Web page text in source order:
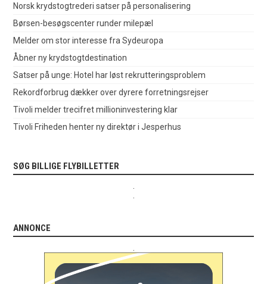
Norsk krydstogtrederi satser på personalisering
Børsen-besøgscenter runder milepæl
Melder om stor interesse fra Sydeuropa
Åbner ny krydstogtdestination
Satser på unge: Hotel har løst rekrutteringsproblem
Rekordforbrug dækker over dyrere forretningsrejser
Tivoli melder trecifret millioninvestering klar
Tivoli Friheden henter ny direktør i Jesperhus
SØG BILLIGE FLYBILLETTER
ANNONCE